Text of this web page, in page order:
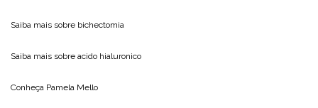
Saiba mais sobre bichectomia
Saiba mais sobre acido hialuronico
Conheça Pamela Mello